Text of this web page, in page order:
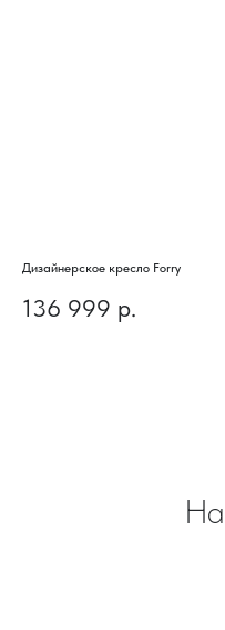
Дизайнерское кресло Forry
136 999 р.